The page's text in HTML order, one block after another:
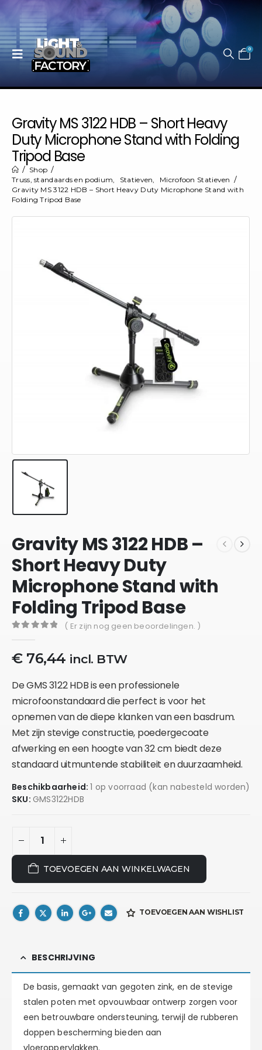
0
Gravity MS 3122 HDB – Short Heavy
Duty Microphone Stand with Folding
Tripod Base
Shop
Truss, standaards en podium, Statieven,
Microfoon Statieven
Gravity MS 3122 HDB – Short Heavy Duty Microphone Stand with
Folding Tripod Base
Gravity MS 3122 HDB –
Short Heavy Duty
Microphone Stand with
Folding Tripod Base
( Er zijn nog geen beoordelingen. )
€76,44 incl. BTW
De GMS 3122 HDB is een professionele
microfoonstandaard die perfect is voor het
opnemen van de diepe klanken van een basdrum.
Met zijn stevige constructie, poedergecoate
afwerking en een hoogte van 32 cm biedt deze
standaard uitmuntende stabiliteit en duurzaamheid.
Beschikbaarheid:1 op voorraad (kan nabesteld worden)
SKU: GMS3122HDB
TOEVOEGEN AAN WINKELWAGEN
TOEVOEGEN AAN WISHLIST
BESCHRIJVING
De basis, gemaakt van gegoten zink, en de stevige
stalen poten met opvouwbaar ontwerp zorgen voor
een betrouwbare ondersteuning, terwijl de rubberen
doppen bescherming bieden aan